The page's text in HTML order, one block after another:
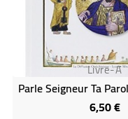
Livre-A
6,50 €Prix